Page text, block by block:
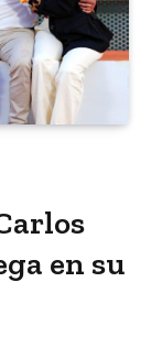
en su